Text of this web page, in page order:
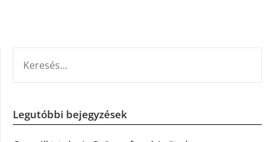
Legutóbbi bejegyzések